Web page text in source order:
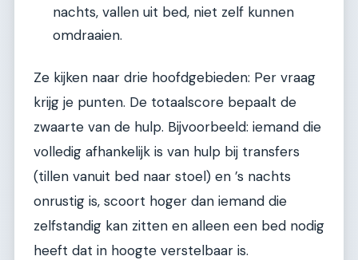
nachts, vallen uit bed, niet zelf kunnen
omdraaien.
Ze kijken naar drie hoofdgebieden: Per vraag
krijg je punten. De totaalscore bepaalt de
zwaarte van de hulp. Bijvoorbeeld: iemand die
volledig afhankelijk is van hulp bij transfers
(tillen vanuit bed naar stoel) en ’s nachts
onrustig is, scoort hoger dan iemand die
zelfstandig kan zitten en alleen een bed nodig
heeft dat in hoogte verstelbaar is.